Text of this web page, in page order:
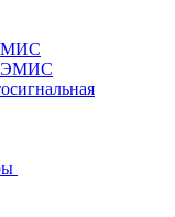
МИС
ЭМИС